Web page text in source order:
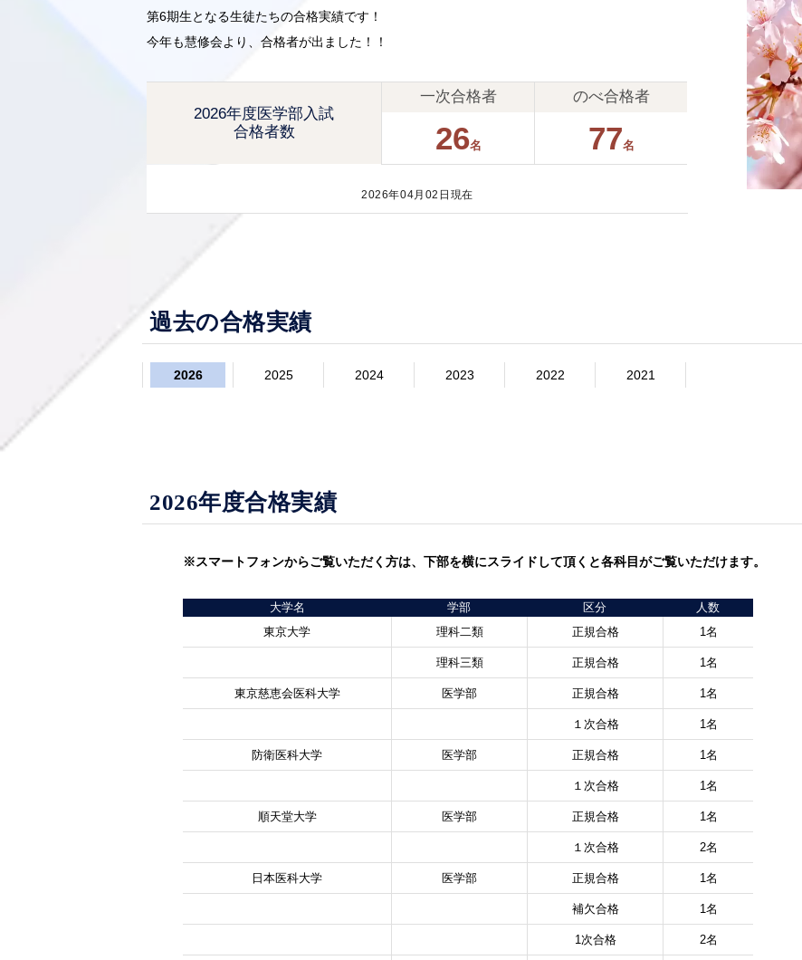
第6期生となる生徒たちの合格実績です！
今年も慧修会より、合格者が出ました！！
2026年度医学部入試
合格者数
一次合格者 のべ合格者
26名 77名
2026年04月02日現在
過去の合格実績
2026 2025 2024 2023 2022 2021
2026年度合格実績
※スマートフォンからご覧いただく方は、下部を横にスライドして頂くと各科目がご覧いただけます。
大学名 学部 区分
人数
東京大学
理科二類 正規合格 1名
理科三類 正規合格 1名
東京慈恵会医科大学 医学部 正規合格 1名
１次合格 1名
防衛医科大学 医学部 正規合格 1名
１次合格 1名
順天堂大学 医学部 正規合格 1名
１次合格 2名
日本医科大学 医学部 正規合格 1名
補欠合格 1名
1次合格 2名